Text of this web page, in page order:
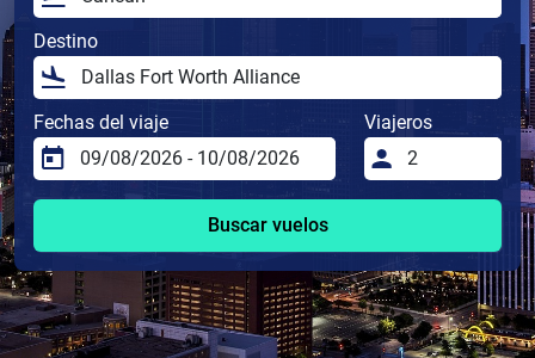
Destino
Fechas del viaje Viajeros
Buscar vuelos